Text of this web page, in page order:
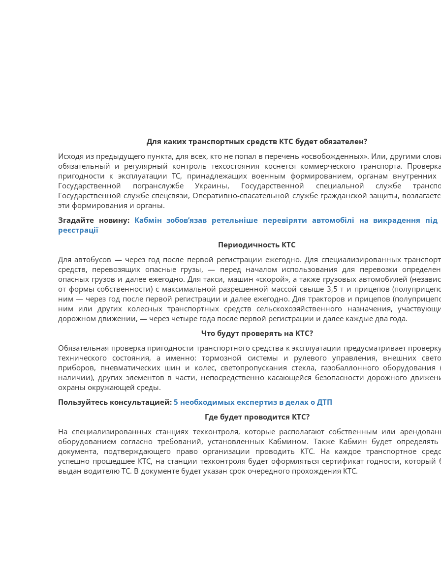
Для каких транспортных средств КТС будет обязателен?
Исходя из предыдущего пункта, для всех, кто не попал в перечень «освобожденных». Или, другими
обязательный и регулярный контроль техсостояния коснется коммерческого транспорта.
пригодности к эксплуатации ТС, принадлежащих военным формированием, органам внутренних
Государственной погранслужбе Украины, Государственной специальной службе
Государственной службе спецсвязи, Оперативно-спасательной службе гражданской защиты,
эти формирования и органы.
Згадайте новину: Кабмін зобов’язав ретельніше перевіряти автомобілі на викрадення
реєстрації
Периодичность КТС
Для автобусов — через год после первой регистрации ежегодно. Для специализированных
средств, перевозящих опасные грузы, — перед началом использования для перевозки
опасных грузов и далее ежегодно. Для такси, машин «скорой», а также грузовых автомобилей
от формы собственности) с максимальной разрешенной массой свыше 3,5 т и прицепов
ним — через год после первой регистрации и далее ежегодно. Для тракторов и прицепов
ним или других колесных транспортных средств сельскохозяйственного назначения,
дорожном движении, — через четыре года после первой регистрации и далее каждые два года.
Что будут проверять на КТС?
Обязательная проверка пригодности транспортного средства к эксплуатации предусматривает
технического состояния, а именно: тормозной системы и рулевого управления, внешних
приборов, пневматических шин и колес, светопропускания стекла, газобаллонного оборудования
наличии), других элементов в части, непосредственно касающейся безопасности дорожного
охраны окружающей среды.
Пользуйтесь консультацией: 5 необходимых експертиз в делах о ДТП
Где будет проводится КТС?
На специализированных станциях техконтроля, которые располагают собственным или
оборудованием согласно требований, установленных Кабмином. Также Кабмин будет
документа, подтверждающего право организации проводить КТС. На каждое транспортное
успешно прошедшее КТС, на станции техконтроля будет оформляться сертификат годности, который
выдан водителю ТС. В документе будет указан срок очередного прохождения КТС.